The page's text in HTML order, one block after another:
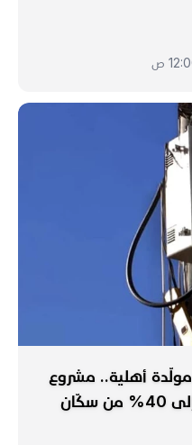
استغناء عن أكثر من 2517 مولّدة أهلية.. مشروع
"روناكي" الكهربائي يصل إلى 40% من سكّان